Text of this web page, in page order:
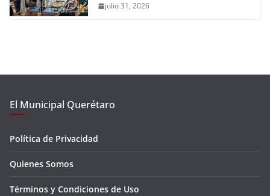
julio 31, 2026
El Municipal Querétaro
Política de Privacidad
Quienes Somos
Términos y Condiciones de Uso